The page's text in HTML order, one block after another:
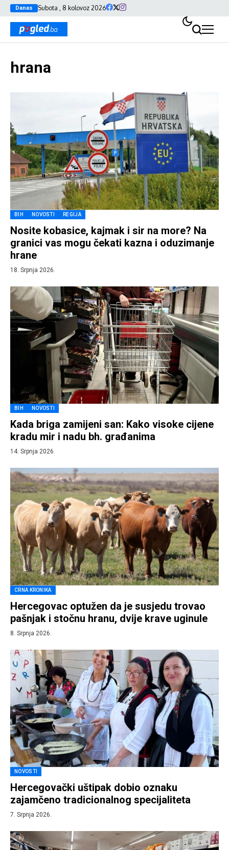
Danas Subota , 8 kolovoz 2026
hrana
BIH NOVOSTI REGIJA
Nosite kobasice, kajmak i sir na more? Na
granici vas mogu čekati kazna i oduzimanje
hrane
18. Srpnja 2026.
BIH NOVOSTI
Kada briga zamijeni san: Kako visoke cijene
kradu mir i nadu bh. građanima
14. Srpnja 2026.
CRNA KRONIKA
Hercegovac optužen da je susjedu trovao
pašnjak i stočnu hranu, dvije krave uginule
8. Srpnja 2026.
NOVOSTI
Hercegovački uštipak dobio oznaku
zajamčeno tradicionalnog specijaliteta
7. Srpnja 2026.